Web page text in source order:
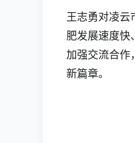
王志勇对凌云
肥发展速度快
加强交流合作
新篇章。